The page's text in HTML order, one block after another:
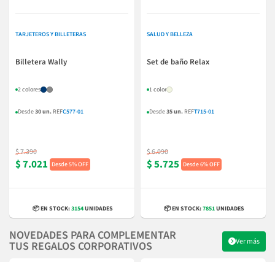
TARJETEROS Y BILLETERAS
Billetera Wally
2 colores
Desde30 un. REFC577-01
$ 7.390
$ 7.021 5% OFF
📦 EN STOCK:3154UNIDADES
SALUD Y BELLEZA
Set de baño Relax
1 color
Desde35 un. REFT715-01
$ 6.090
$ 5.725 6% OFF
📦 EN STOCK:7851UNIDADES
NOVEDADES PARA COMPLEMENTAR
TUS REGALOS CORPORATIVOS Ver más